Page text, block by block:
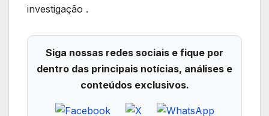
investigação .
Siga nossas redes sociais e fique por
dentro das principais notícias, análises e
conteúdos exclusivos.